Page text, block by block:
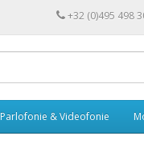
+32 (0)495 498
Parlofonie & Videofonie